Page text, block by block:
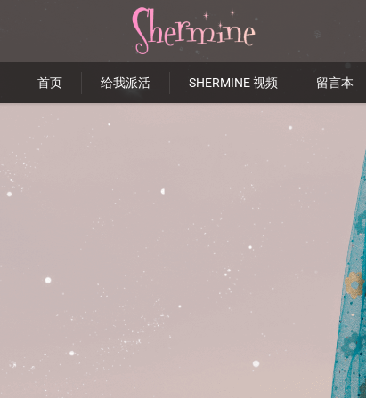
首页 给我派活 SHERMINE 视频 留言本